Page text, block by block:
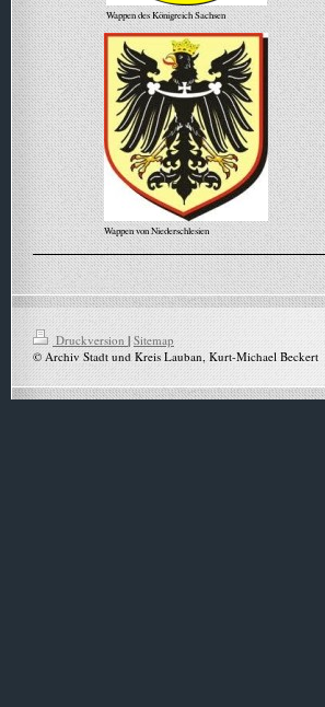
Wappen des Königreich Sachsen
Wappen von Niederschlesien
Alle Meldungen
Druckversion| Sitemap
© Archiv Stadt und Kreis Lauban, Kurt-Michael Beckert